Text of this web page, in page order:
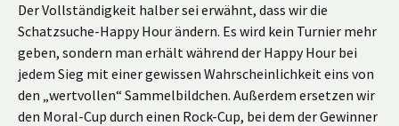
Der Vollständigkeit halber sei erwähnt, dass wir die
Schatzsuche-Happy Hour ändern. Es wird kein Turnier mehr
geben, sondern man erhält während der Happy Hour bei
jedem Sieg mit einer gewissen Wahrscheinlichkeit eins von
den „wertvollen“ Sammelbildchen. Außerdem ersetzen wir
den Moral-Cup durch einen Rock-Cup, bei dem der Gewinner